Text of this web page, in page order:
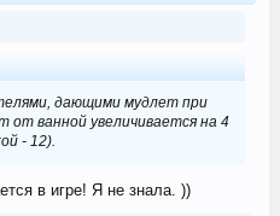
дающими мудлет при
от ванной увеличивается на 4
- 12).
в игре! Я не знала. ))